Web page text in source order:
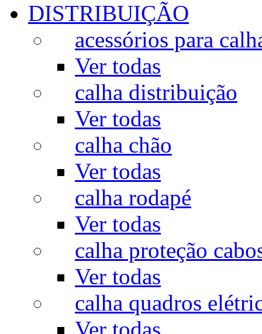
DISTRIBUIÇÃO
acessórios para
Ver todas
calha distribuição
Ver todas
calha chão
Ver todas
calha rodapé
Ver todas
calha proteção
Ver todas
calha quadros